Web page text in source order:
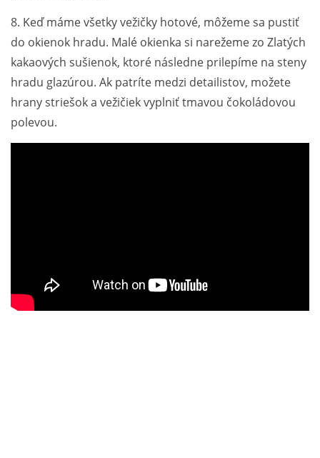
8. Keď máme všetky vežičky hotové, môžeme sa pustiť
do okienok hradu. Malé okienka si narežeme zo Zlatých
kakaových sušienok, ktoré následne prilepíme na steny
hradu glazúrou. Ak patríte medzi detailistov, možete
hrany striešok a vežičiek vyplniť tmavou čokoládovou
polevou.